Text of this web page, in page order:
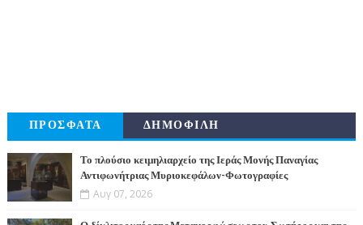
ΠΡΟΣΦΑΤΑ ΔΗΜΟΦΙΛΗ
Το πλούσιο κειμηλιαρχείο της Ιεράς Μονής Παναγίας
Αντιφωνήτριας Μυριοκεφάλων-Φωτογραφίες
Αυγ 07, 2026